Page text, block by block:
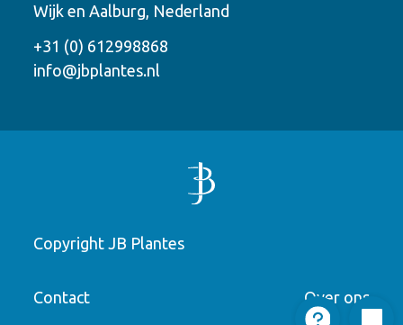
Bel me terug
Laat een bericht achter
Wijk en Aalburg, Nederland
+31 (0) 612998868
info@jbplantes.nl
Copyright JB Plantes
Contact Over ons